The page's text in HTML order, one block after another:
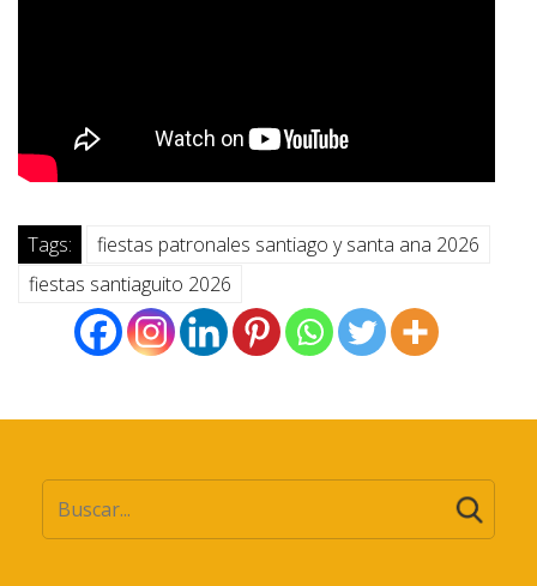
Tags:
fiestas patronales santiago y santa ana 2026
fiestas santiaguito 2026